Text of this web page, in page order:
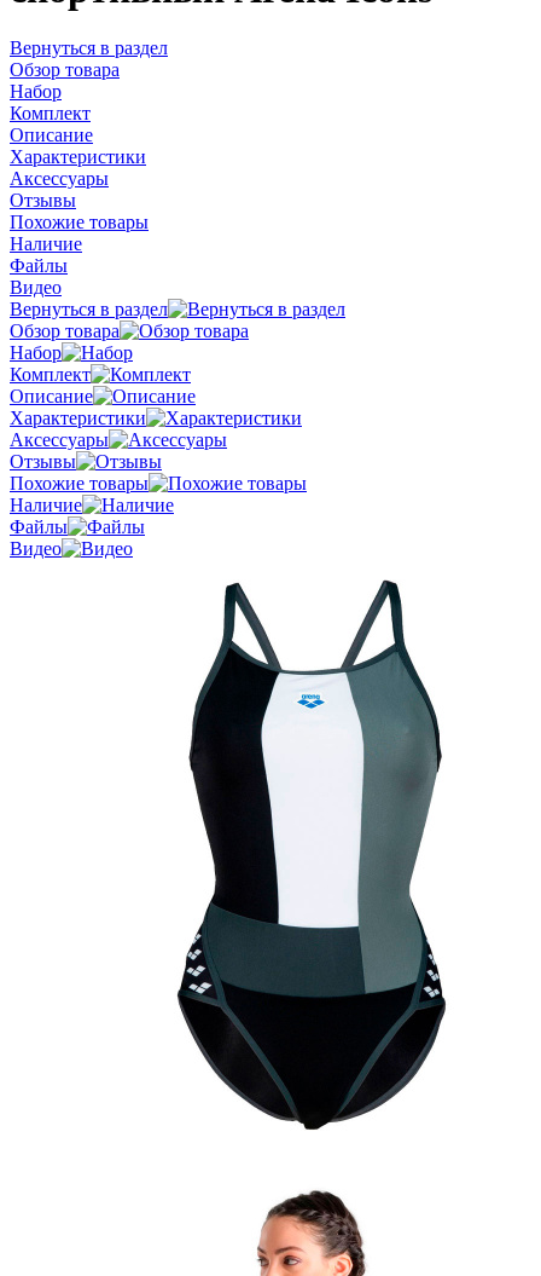
Вернуться в раздел
Обзор товара
Набор
Комплект
Описание
Характеристики
Аксессуары
Отзывы
Похожие товары
Наличие
Файлы
Видео
Вернуться в раздел
Обзор товара
Набор
Комплект
Описание
Характеристики
Аксессуары
Отзывы
Похожие товары
Наличие
Файлы
Видео